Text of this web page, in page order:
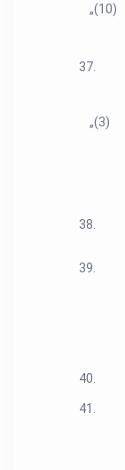
„(10)
37.
„(3)
38.
39.
40.
41.